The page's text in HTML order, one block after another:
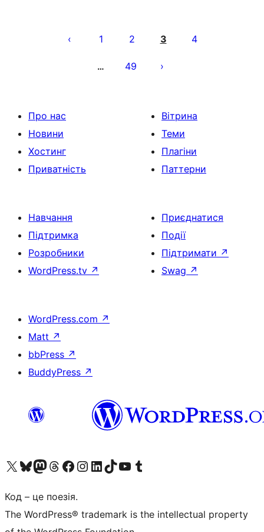
записів
1 2 3 4
… 49
Про нас
Новини
Хостинг
Приватність
Вітрина
Теми
Плагіни
Паттерни
Навчання
Підтримка
Розробники
WordPress.tv ↗
Приєднатися
Події
Підтримати ↗
Swag ↗
WordPress.com ↗
Matt ↗
bbPress ↗
BuddyPress ↗
Visit our X (formerly Twitter) account
Visit our Bluesky account
Завітайте до нашої стрічки в Mastodon
Visit our Threads account
Завітайте на нашу сторінку в Facebook
Visit our Instagram account
Visit our LinkedIn account
Visit our TikTok account
Visit our YouTube channel
Visit our Tumblr account
Код – це поезія.
The WordPress® trademark is the intellectual property